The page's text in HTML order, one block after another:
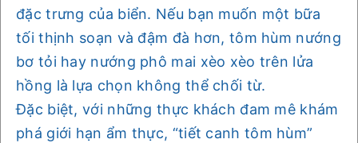
đặc trưng của biển. Nếu bạn muốn một bữa
tối thịnh soạn và đậm đà hơn, tôm hùm nướng
bơ tỏi hay nướng phô mai xèo xèo trên lửa
hồng là lựa chọn không thể chối từ.
Đặc biệt, với những thực khách đam mê khám
phá giới hạn ẩm thực, “tiết canh tôm hùm”